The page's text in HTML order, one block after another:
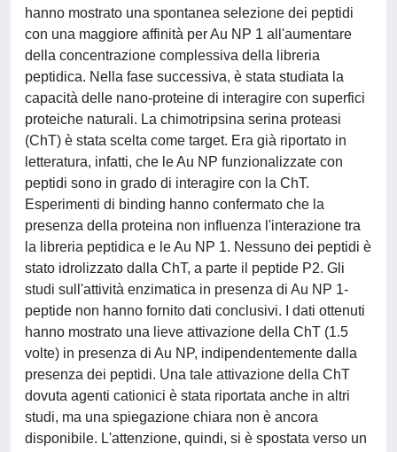
hanno mostrato una spontanea selezione dei peptidi
con una maggiore affinità per Au NP 1 all'aumentare
della concentrazione complessiva della libreria
peptidica. Nella fase successiva, è stata studiata la
capacità delle nano-proteine di interagire con superfici
proteiche naturali. La chimotripsina serina proteasi
(ChT) è stata scelta come target. Era già riportato in
letteratura, infatti, che le Au NP funzionalizzate con
peptidi sono in grado di interagire con la ChT.
Esperimenti di binding hanno confermato che la
presenza della proteina non influenza l'interazione tra
la libreria peptidica e le Au NP 1. Nessuno dei peptidi è
stato idrolizzato dalla ChT, a parte il peptide P2. Gli
studi sull'attività enzimatica in presenza di Au NP 1-
peptide non hanno fornito dati conclusivi. I dati ottenuti
hanno mostrato una lieve attivazione della ChT (1.5
volte) in presenza di Au NP, indipendentemente dalla
presenza dei peptidi. Una tale attivazione della ChT
dovuta agenti cationici è stata riportata anche in altri
studi, ma una spiegazione chiara non è ancora
disponibile. L'attenzione, quindi, si è spostata verso un